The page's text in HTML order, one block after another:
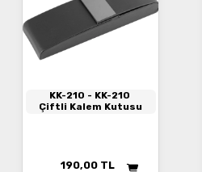
KK-210 - KK-210
Çiftli Kalem Kutusu
190,00 TL